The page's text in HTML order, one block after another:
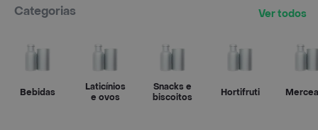
Categorias Ver todos
Bebidas
Laticínios
e ovos
Snacks e
biscoitos
Hortifruti